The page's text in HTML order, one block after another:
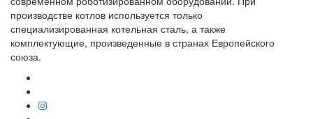
производстве котлов используется только
специализированная котельная сталь, а также
комплектующие, произведенные в странах Европейского
союза.